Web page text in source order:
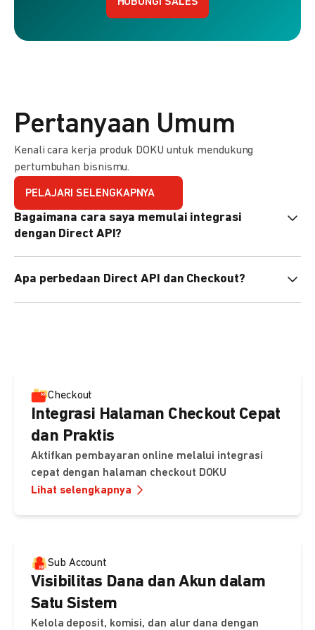
HUBUNGI SALES
Pertanyaan Umum
Kenali cara kerja produk DOKU untuk mendukung
pertumbuhan bisnismu.
PELAJARI SELENGKAPNYA
Bagaimana cara saya memulai integrasi
dengan Direct API?
pemrograman untuk membantu integrasi Anda. Pelajari
Apa perbedaan Direct API dan Checkout?
Checkout
Integrasi Halaman Checkout Cepat
dan Praktis
Aktifkan pembayaran online melalui integrasi
cepat dengan halaman checkout DOKU
Lihat selengkapnya
Sub Account
Visibilitas Dana dan Akun dalam
Satu Sistem
Kelola deposit, komisi, dan alur dana dengan